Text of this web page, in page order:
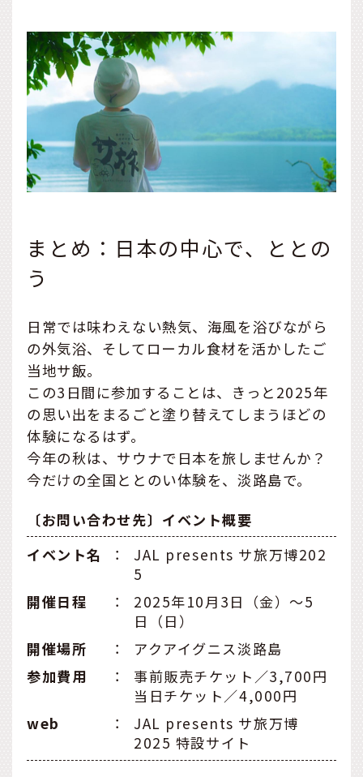
まとめ：日本の中心で、ととの
う
日常では味わえない熱気、海風を浴びながら
の外気浴、そしてローカル食材を活かしたご
当地サ飯。
この3日間に参加することは、きっと2025年
の思い出をまるごと塗り替えてしまうほどの
体験になるはず。
今年の秋は、サウナで日本を旅しませんか？
今だけの全国ととのい体験を、淡路島で。
〔お問い合わせ先〕イベント概要
イベント名
：
JAL presents サ旅万博202
5
開催日程
：
2025年10月3日（金）〜5
日（日）
開催場所
：
アクアイグニス淡路島
参加費用
：
事前販売チケット／3,700円
当日チケット／4,000円
web
：
JAL presents サ旅万博
2025 特設サイト